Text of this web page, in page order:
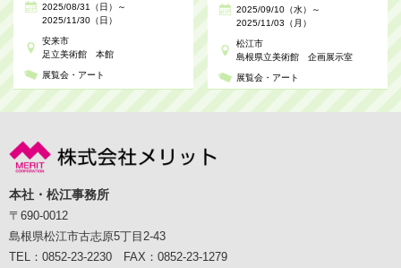
2025/08/31（日）～
2025/11/30（日）
安来市
足立美術館 本館
展覧会・アート
2025/09/10（水）～
2025/11/03（月）
松江市
島根県立美術館 企画展示室
展覧会・アート
本社・松江事務所
〒690-0012
島根県松江市古志原5丁目2-43
TEL：0852-23-2230 FAX：0852-23-1279